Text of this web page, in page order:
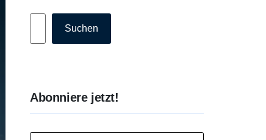
Suchen
Abonniere jetzt!